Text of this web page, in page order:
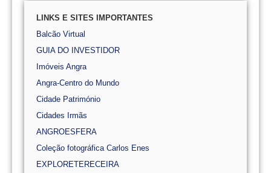
LINKS E SITES IMPORTANTES
Balcão Virtual
GUIA DO INVESTIDOR
Imóveis Angra
Angra-Centro do Mundo
Cidade Património
Cidades Irmãs
ANGROESFERA
Coleção fotográfica Carlos Enes
EXPLORETERECEIRA